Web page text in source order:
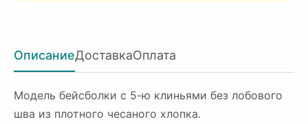
ОписаниеДоставкаОплата
Модель бейсболки с 5-ю клиньями без лобового
шва из плотного чесаного хлопка.